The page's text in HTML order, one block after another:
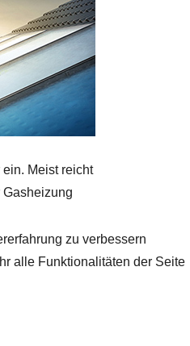
Meist reicht
Gasheizung
zu verbessern
alle Funktionalitäten der Seite